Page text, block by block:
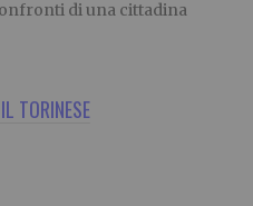
di una cittadina
IL TORINESE